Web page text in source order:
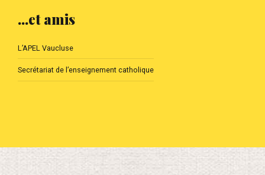
...et amis
L’APEL Vaucluse
Secrétariat de l’enseignement catholique